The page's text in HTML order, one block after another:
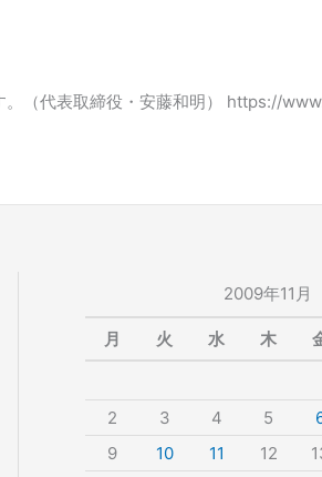
。（代表取締役・安藤和明） https://
2009年11月
月 火 水 木
2
3 4 5
9
10 11 12